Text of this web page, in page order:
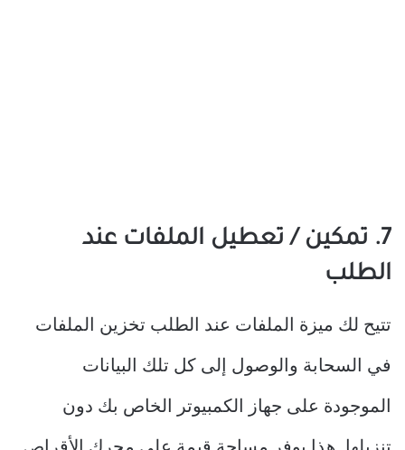
7. تمكين / تعطيل الملفات عند
الطلب
تتيح لك ميزة الملفات عند الطلب تخزين الملفات
في السحابة والوصول إلى كل تلك البيانات
الموجودة على جهاز الكمبيوتر الخاص بك دون